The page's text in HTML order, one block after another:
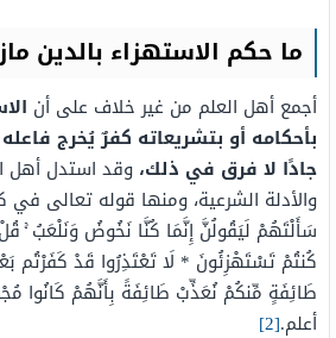
ما حكم الاستهزاء بالدين
أجمع أهل العلم من غير خلاف على أن
بأحكامه أو بتشريعاته كفرٌ يُخرج
جادًا لا فرق في ذلك، وقد استدل أهل
والأدلة الشرعية، ومنها قوله تعالى في
سَأَلْتَهُمْ لَيَقُولُنَّ إِنَّمَا كُنَّا نَخُوضُ وَنَلْعَبُ ۚ قُلْ
كُنتُمْ تَسْتَهْزِئُونَ * لَا تَعْتَذِرُوا قَدْ كَفَرْتُم
طَائِفَةٍ مِّنكُمْ نُعَذِّبْ طَائِفَةً بِأَنَّهُمْ كَانُوا
أعلم.[2]